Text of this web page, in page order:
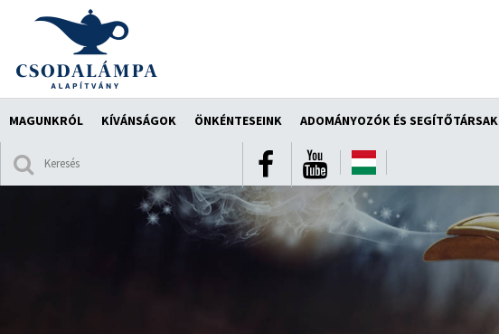
MAGUNKRÓL KÍVÁNSÁGOK ÖNKÉNTESEINK ADOMÁNYOZÓK ÉS SEGÍTŐTÁRSAK